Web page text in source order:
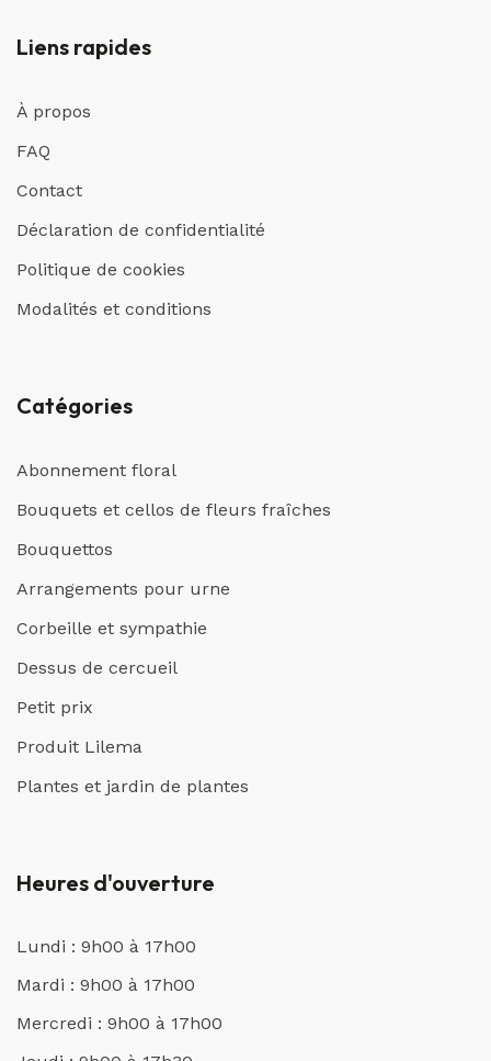
Liens rapides
À propos
FAQ
Contact
Déclaration de confidentialité
Politique de cookies
Modalités et conditions
Catégories
Abonnement floral
Bouquets et cellos de fleurs fraîches
Bouquettos
Arrangements pour urne
Corbeille et sympathie
Dessus de cercueil
Petit prix
Produit Lilema
Plantes et jardin de plantes
Heures d'ouverture
Lundi : 9h00 à 17h00
Mardi : 9h00 à 17h00
Mercredi : 9h00 à 17h00